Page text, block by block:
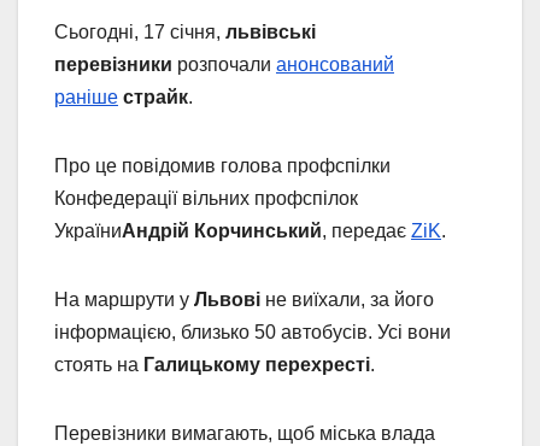
Сьогодні, 17 січня, львівські
перевізники розпочали анонсований
раніше страйк.
Про це повідомив голова профспілки
Конфедерації вільних профспілок
УкраїниАндрій Корчинський, передає ZiK.
На маршрути у Львові не виїхали, за його
інформацією, близько 50 автобусів. Усі вони
стоять на Галицькому перехресті.
Перевізники вимагають, щоб міська влада